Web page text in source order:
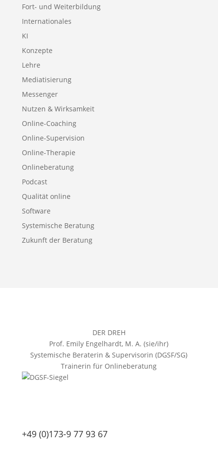
Fort- und Weiterbildung
Internationales
KI
Konzepte
Lehre
Mediatisierung
Messenger
Nutzen & Wirksamkeit
Online-Coaching
Online-Supervision
Online-Therapie
Onlineberatung
Podcast
Qualität online
Software
Systemische Beratung
Zukunft der Beratung
DER DREH
Prof. Emily Engelhardt, M. A. (sie/ihr)
Systemische Beraterin & Supervisorin (DGSF/SG)
Trainerin für Onlineberatung
+49 (0)173-9 77 93 67